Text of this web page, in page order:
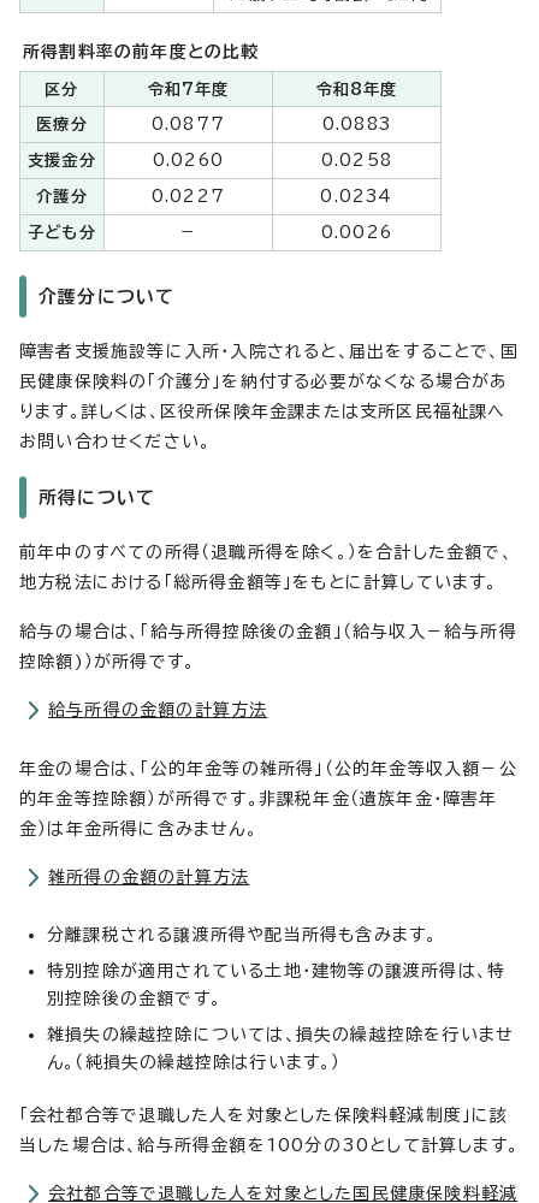
所得割料率の前年度との比較
区分 令和7年度 令和8年度
医療分 0.0877 0.0883
支援金分 0.0260 0.0258
介護分 0.0227 0.0234
子ども分 － 0.0026
介護分について
障害者支援施設等に入所・入院されると、届出をすることで、国
民健康保険料の「介護分」を納付する必要がなくなる場合があ
ります。詳しくは、区役所保険年金課または支所区民福祉課へ
お問い合わせください。
所得について
前年中のすべての所得（退職所得を除く。）を合計した金額で、
地方税法における「総所得金額等」をもとに計算しています。
給与の場合は、「給与所得控除後の金額」（給与収入－給与所得
控除額)）が所得です。
給与所得の金額の計算方法
年金の場合は、「公的年金等の雑所得」（公的年金等収入額－公
的年金等控除額）が所得です。非課税年金（遺族年金・障害年
金）は年金所得に含みません。
雑所得の金額の計算方法
分離課税される譲渡所得や配当所得も含みます。
特別控除が適用されている土地・建物等の譲渡所得は、特
別控除後の金額です。
雑損失の繰越控除については、損失の繰越控除を行いませ
ん。（純損失の繰越控除は行います。）
「会社都合等で退職した人を対象とした保険料軽減制度」に該
当した場合は、給与所得金額を100分の30として計算します。
会社都合等で退職した人を対象とした国民健康保険料軽減